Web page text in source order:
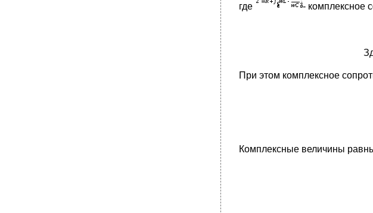
где - комплексное
При этом комплексное
Комплексные величины